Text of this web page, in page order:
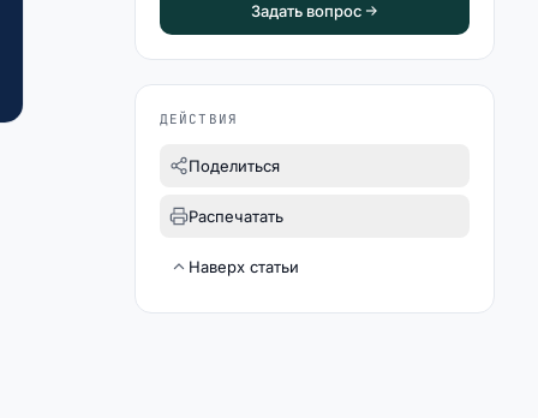
Задать вопрос
ДЕЙСТВИЯ
Поделиться
Распечатать
Наверх статьи